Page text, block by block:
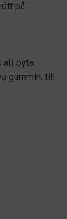
på
att byta
gummin, till